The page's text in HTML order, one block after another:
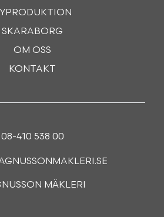
SKARABORG
OM OSS
KONTAKT
08-410 538 00
MÄKLERI